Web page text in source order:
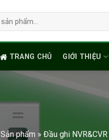
TRANG CHỦ GIỚI THIỆU
Sản phẩm » Đầu ghi